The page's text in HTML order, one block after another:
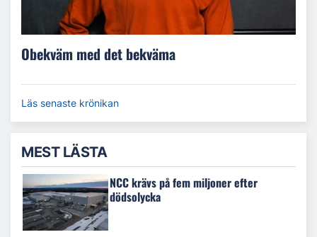
Obekväm med det bekväma
Läs senaste krönikan
MEST LÄSTA
NCC krävs på fem miljoner efter
dödsolycka